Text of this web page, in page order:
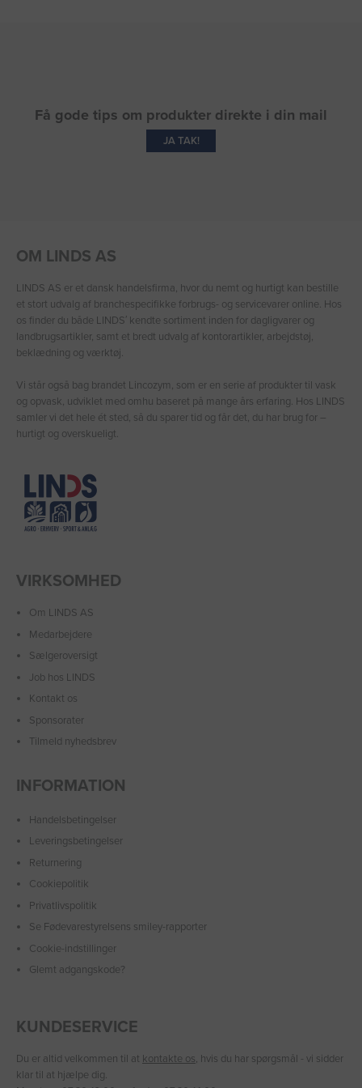
Få gode tips om produkter direkte i din mail
JA TAK!
OM LINDS AS
LINDS AS er et dansk handelsfirma, hvor du nemt og hurtigt kan bestille
et stort udvalg af branchespecifikke forbrugs- og servicevarer online. Hos
os finder du både LINDS′ kendte sortiment inden for dagligvarer og
landbrugsartikler, samt et bredt udvalg af kontorartikler, arbejdstøj,
beklædning og værktøj.
Vi står også bag brandet Lincozym, som er en serie af produkter til vask
og opvask, udviklet med omhu baseret på mange års erfaring. Hos LINDS
samler vi det hele ét sted, så du sparer tid og får det, du har brug for –
hurtigt og overskueligt.
VIRKSOMHED
Om LINDS AS
Medarbejdere
Sælgeroversigt
Job hos LINDS
Kontakt os
Sponsorater
Tilmeld nyhedsbrev
INFORMATION
Handelsbetingelser
Leveringsbetingelser
Returnering
Cookiepolitik
Privatlivspolitik
Se Fødevarestyrelsens smiley-rapporter
Cookie-indstillinger
Glemt adgangskode?
KUNDESERVICE
Du er altid velkommen til at kontakte os, hvis du har spørgsmål - vi sidder
klar til at hjælpe dig.